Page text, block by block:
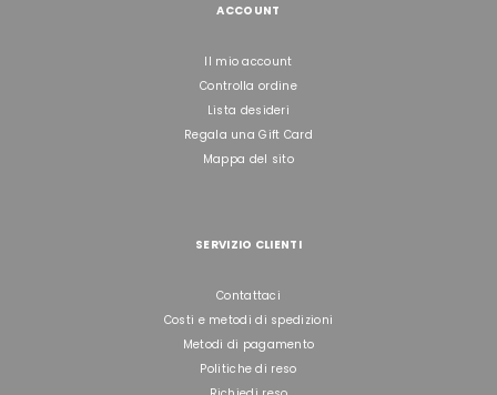
ACCOUNT
Il mio account
Controlla ordine
Lista desideri
Regala una Gift Card
Mappa del sito
SERVIZIO CLIENTI
Contattaci
Costi e metodi di spedizioni
Metodi di pagamento
Politiche di reso